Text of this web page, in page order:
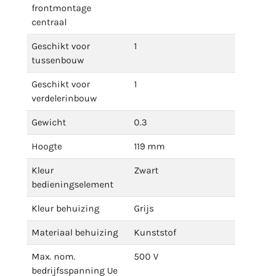
frontmontage
centraal
Geschikt voor
tussenbouw
1
Geschikt voor
verdelerinbouw
1
Gewicht 0.3
Hoogte 119 mm
Kleur
bedieningselement
Zwart
Kleur behuizing Grijs
Materiaal behuizing Kunststof
Max. nom.
bedrijfsspanning Ue
500 V